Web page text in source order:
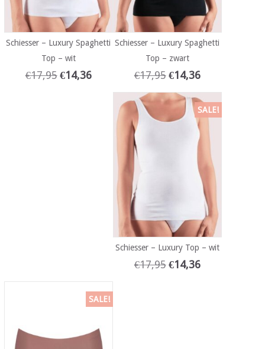
Schiesser – Luxury Spaghetti
Top – wit
€17,95 €14,36
Schiesser – Luxury Spaghetti
Top – zwart
€17,95 €14,36
SALE!
Schiesser – Luxury Top – wit
€17,95 €14,36
SALE!